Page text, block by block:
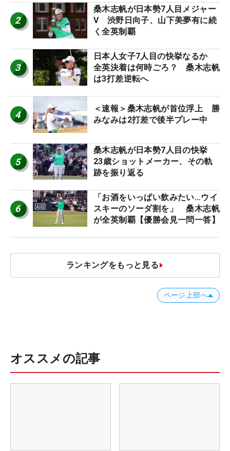
2
桑木志帆が日本勢7人目メジャー
V 渋野日向子、山下美夢有に続
く全英制覇
3
日本人女子7人目の快挙なるか
全英決着は何時ごろ？ 桑木志帆
は3打差逆転へ
4
＜速報＞桑木志帆が首位浮上 勝
みなみは2打差で後半プレー中
5
桑木志帆が日本勢7人目の快挙
23歳ショットメーカー、その軌
跡を振り返る
6
「お酒をいっぱい飲みたい…ウイ
スキーのソーダ割を」 桑木志帆
が全英制覇【優勝会見一問一答】
ランキングをもっと見る
ページ上部へ
オススメの記事